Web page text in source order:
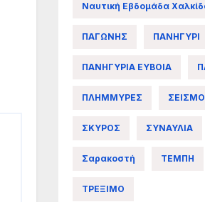
Ναυτική Εβδομάδα
ΠΑΓΩΝΗΣ ΠΑΝΗΓΥΡΙ
ΠΑΝΗΓΥΡΙΑ ΕΥΒΟΙΑ
ΠΛΗΜΜΥΡΕΣ
ΣΚΥΡΟΣ ΣΥΝΑΥΛΙΑ
Σαρακοστή ΤΕΜΠΗ
ΤΡΕΞΙΜΟ